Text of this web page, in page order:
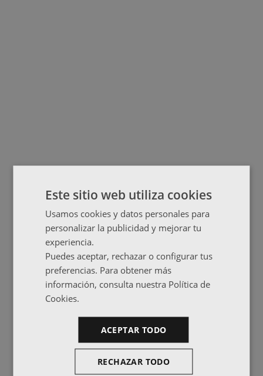
Este sitio web utiliza cookies
Usamos cookies y datos personales para
personalizar la publicidad y mejorar tu
experiencia.
Puedes aceptar, rechazar o configurar tus
preferencias. Para obtener más
información, consulta nuestra Política de
Cookies.
ACEPTAR TODO
RECHAZAR TODO